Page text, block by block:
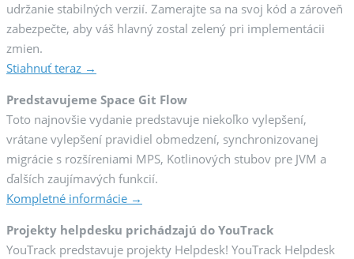
udržanie stabilných verzií. Zamerajte sa na svoj kód a zároveň
zabezpečte, aby váš hlavný zostal zelený pri implementácii
zmien.
Stiahnuť teraz →
Predstavujeme Space Git Flow
Toto najnovšie vydanie predstavuje niekoľko vylepšení,
vrátane vylepšení pravidiel obmedzení, synchronizovanej
migrácie s rozšíreniami MPS, Kotlinových stubov pre JVM a
ďalších zaujímavých funkcií.
Kompletné informácie →
Projekty helpdesku prichádzajú do YouTrack
YouTrack predstavuje projekty Helpdesk! YouTrack Helpdesk